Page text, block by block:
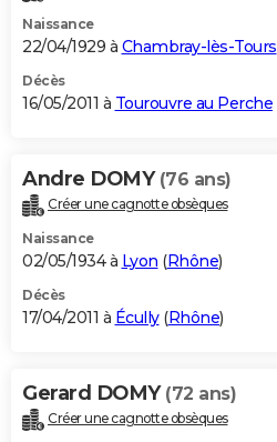
Naissance
22/04/1929 à Chambray-lès-Tours
Décès
16/05/2011 à Tourouvre au Perche
Andre DOMY (76 ans)
Créer une cagnotte obsèques
Naissance
02/05/1934 à Lyon (Rhône)
Décès
17/04/2011 à Écully(Rhône)
Gerard DOMY (72 ans)
Créer une cagnotte obsèques